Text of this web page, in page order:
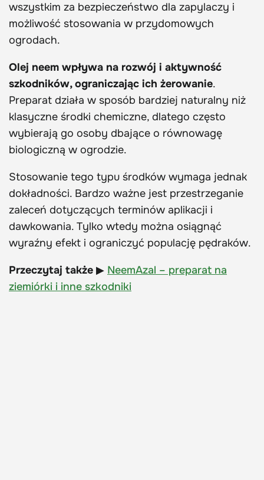
wszystkim za bezpieczeństwo dla zapylaczy i
możliwość stosowania w przydomowych
ogrodach.
Olej neem wpływa na rozwój i aktywność
szkodników, ograniczając ich żerowanie.
Preparat działa w sposób bardziej naturalny niż
klasyczne środki chemiczne, dlatego często
wybierają go osoby dbające o równowagę
biologiczną w ogrodzie.
Stosowanie tego typu środków wymaga jednak
dokładności. Bardzo ważne jest przestrzeganie
zaleceń dotyczących terminów aplikacji i
dawkowania. Tylko wtedy można osiągnąć
wyraźny efekt i ograniczyć populację pędraków.
Przeczytaj także ▶ NeemAzal – preparat na
ziemiórki i inne szkodniki